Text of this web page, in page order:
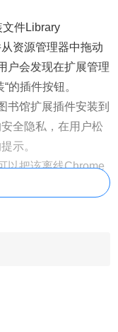
件Library
资源管理器中拖动
户会发现在扩展管理
的插件按钮。
书馆扩展插件安装到
全隐私，在用户松
示。
以把该离线Chrome
后该插件会立即显